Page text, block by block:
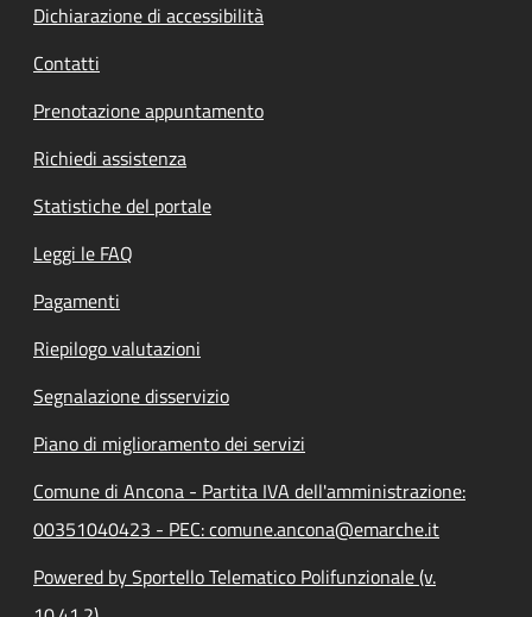
Dichiarazione di accessibilità
Contatti
Prenotazione appuntamento
Richiedi assistenza
Statistiche del portale
Leggi le FAQ
Pagamenti
Riepilogo valutazioni
Segnalazione disservizio
Piano di miglioramento dei servizi
Comune di Ancona - Partita IVA dell'amministrazione:
00351040423 - PEC: comune.ancona@emarche.it
Powered by Sportello Telematico Polifunzionale (v.